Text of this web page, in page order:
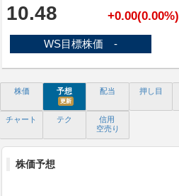
10.48 +0.00(0.00%)
WS目標株価 -
株価 予想
更新
配当 押し目
チャート テク
信用
空売り
株価予想